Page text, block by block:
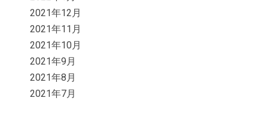
2021年12月
2021年11月
2021年10月
2021年9月
2021年8月
2021年7月